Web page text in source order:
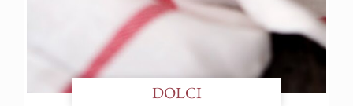
DOLCI